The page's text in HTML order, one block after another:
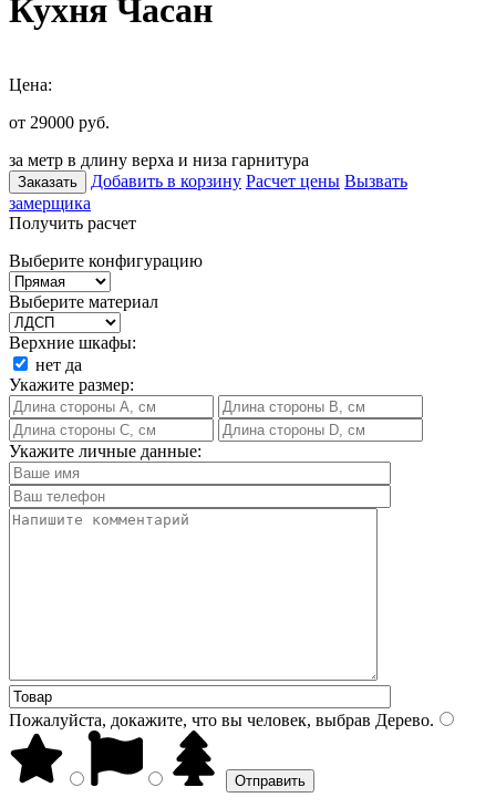
Кухня Часан
Цена:
от 29000 руб.
за метр в длину верха и низа гарнитура
Заказать Добавить в корзину Расчет цены Вызвать
замерщика
Получить расчет
Выберите конфигурацию
Выберите материал
Верхние шкафы:
нет да
Укажите размер:
Укажите личные данные:
Пожалуйста, докажите, что вы человек, выбрав Дерево.